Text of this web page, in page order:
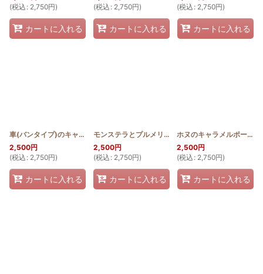
(税込 : 2,750円)
カートに入れる
(税込 : 2,750円)
カートに入れる
(税込 : 2,750円)
カートに入れる
車(バンタイプ)のキャラメルポーチ 薄型 [HQKP_USU_BAN]
2,500円
(税込 : 2,750円)
カートに入れる
モンステラとプルメリアのキャラメルポーチ 薄型
2,500円
(税込 : 2,750円)
カートに入れる
ホヌのキャラメルポーチ 薄型
2,500円
(税込 : 2,750円)
カートに入れる